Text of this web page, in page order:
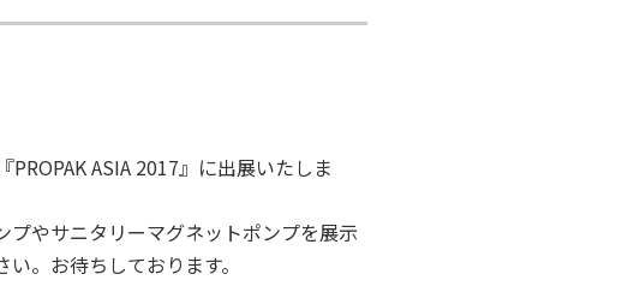
ASIA 2017』に出展いたしま
やサニタリーマグネットポンプを展示
。お待ちしております。